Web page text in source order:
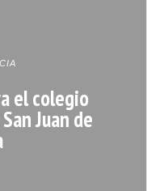
el colegio
Juan de